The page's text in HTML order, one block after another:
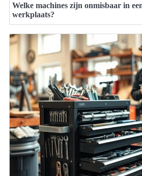
Welke machines zijn onmisbaar in
werkplaats?